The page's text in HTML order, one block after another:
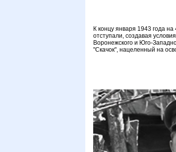
К концу января 1943 года
отступали, создавая
Воронежского и Юго-
"Скачок", нацеленный на